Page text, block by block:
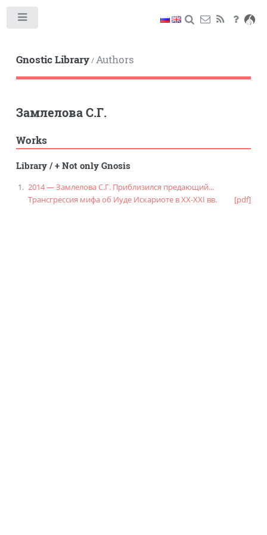
Gnostic Library/Authors
Замлелова С.Г.
Works
Library/+ Not only Gnosis
2014 — Замлелова С.Г. Приблизился предающий...
Трансгрессия мифа об Иуде Искариоте в XX-XXI вв.
[pdf]